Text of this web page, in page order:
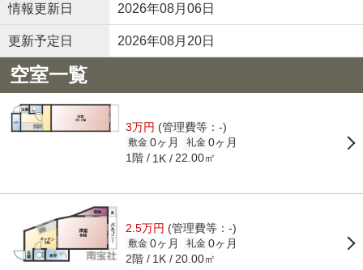
情報更新日 2026年08月06日
更新予定日 2026年08月20日
空室一覧
3万円 (管理費等：-)
敷金 0ヶ月 礼金 0ヶ月
1階 1K 22.00㎡
2.5万円 (管理費等：-)
敷金 0ヶ月 礼金 0ヶ月
2階 1K 20.00㎡